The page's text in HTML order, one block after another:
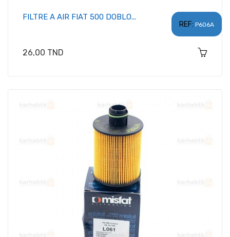
REF: P606A
FILTRE A AIR FIAT 500 DOBLO...
Prix
26,00 TND